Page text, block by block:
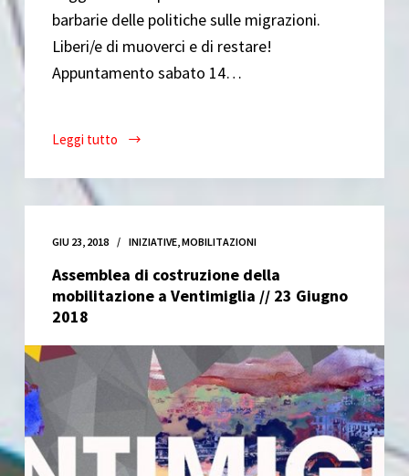
barbarie delle politiche sulle migrazioni.
Liberi/e di muoverci e di restare!
Appuntamento sabato 14…
Leggi tutto
Treno
Ventimiglia
14
2018
GIU 23, 2018 INIZIATIVE, MOBILITAZIONI
Assemblea di costruzione della
mobilitazione a Ventimiglia // 23 Giugno
2018